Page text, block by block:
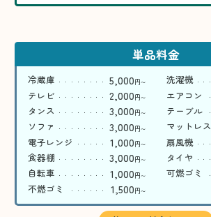
単品料金
冷蔵庫 5,000円〜 洗濯機
テレビ 2,000円〜 エアコン
タンス 3,000円〜 テーブル
ソファ 3,000円〜 マットレス
電子レンジ 1,000円〜 扇風機
食器棚 3,000円〜 タイヤ
自転車 1,000円〜 可燃ゴミ
不燃ゴミ 1,500円〜